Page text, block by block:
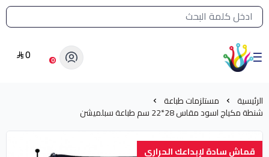
القائمة الرئيسية لمتجر الشرق النادر
الشرق النادر بيع مستلزمات طباعة حرارية 0
0
الرئيسية مستلزمات طباعة
شنطة مكياج اسود مقاس 28*22 سم طباعة سبلميشن
قماش سادة لإبداعك الحراري